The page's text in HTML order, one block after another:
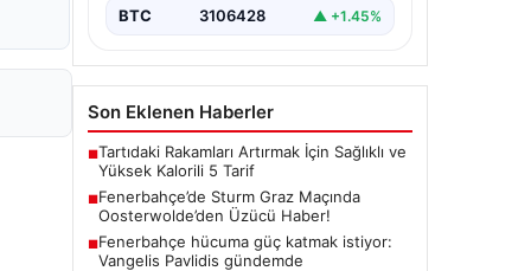
BTC 3106428 ▲ +1.45%
Son Eklenen Haberler
■Tartıdaki Rakamları Artırmak İçin Sağlıklı ve
Yüksek Kalorili 5 Tarif
■Fenerbahçe’de Sturm Graz Maçında
Oosterwolde’den Üzücü Haber!
■Fenerbahçe hücuma güç katmak istiyor:
Vangelis Pavlidis gündemde